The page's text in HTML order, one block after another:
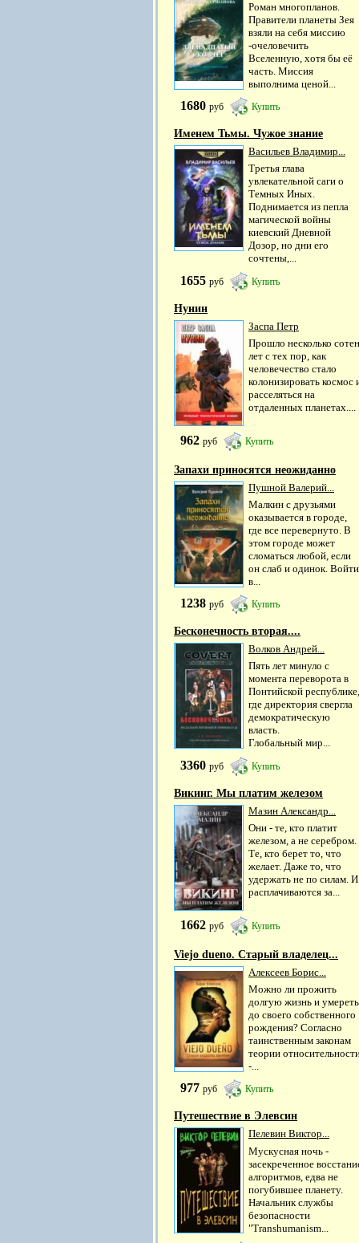
Роман многопланов.
Правители планеты Зея
взяли на себя миссию
-очеловечить
Вселенную, хотя бы её
часть. Миссия
выполнима ценой...
1680 руб Купить
Именем Тьмы. Чужое знание
Васильев Владимир...
Третья глава
увлекательной саги о
Темных Иных.
Поднимается из пепла
магической войны
киевский Дневной
Дозор, но дни его
сочтены,...
1655 руб Купить
Нунин
Заспа Петр
Прошло несколько сотен
лет с тех пор, как
человечество стало
колонизировать космос
расселяться на
отдаленных планетах....
962 руб Купить
Запахи приносятся неожиданно
Пушной Валерий...
Малкин с друзьями
оказывается в городе,
где все перевернуто. В
этом городе может
сломаться любой, если
он слаб и одинок. Войти
в...
1238 руб Купить
Бесконечность вторая....
Волков Андрей...
Пять лет минуло с
момента переворота в
Понтийской республике,
где директория свергла
демократическую
власть.
Глобальный мир...
3360 руб Купить
Викинг. Мы платим железом
Мазин Александр...
Они - те, кто платит
железом, а не серебром.
Те, кто берет то, что
желает. Даже то, что
удержать не по силам. И
расплачиваются за...
1662 руб Купить
Viejo dueno. Старый владелец...
Алексеев Борис...
Можно ли прожить
долгую жизнь и умереть
до своего собственного
рождения? Согласно
таинственным законам
теории
-...
977 руб Купить
Путешествие в Элевсин
Пелевин Виктор...
Мускусная ночь -
засекреченное
алгоритмов, едва не
погубившее планету.
Начальник службы
безопасности
"Transhumanism...